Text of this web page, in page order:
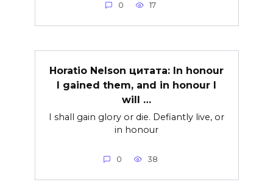
0 17
Horatio Nelson цитата: In honour
I gained them, and in honour I
will …
I shall gain glory or die. Defiantly live, or
in honour
0 38